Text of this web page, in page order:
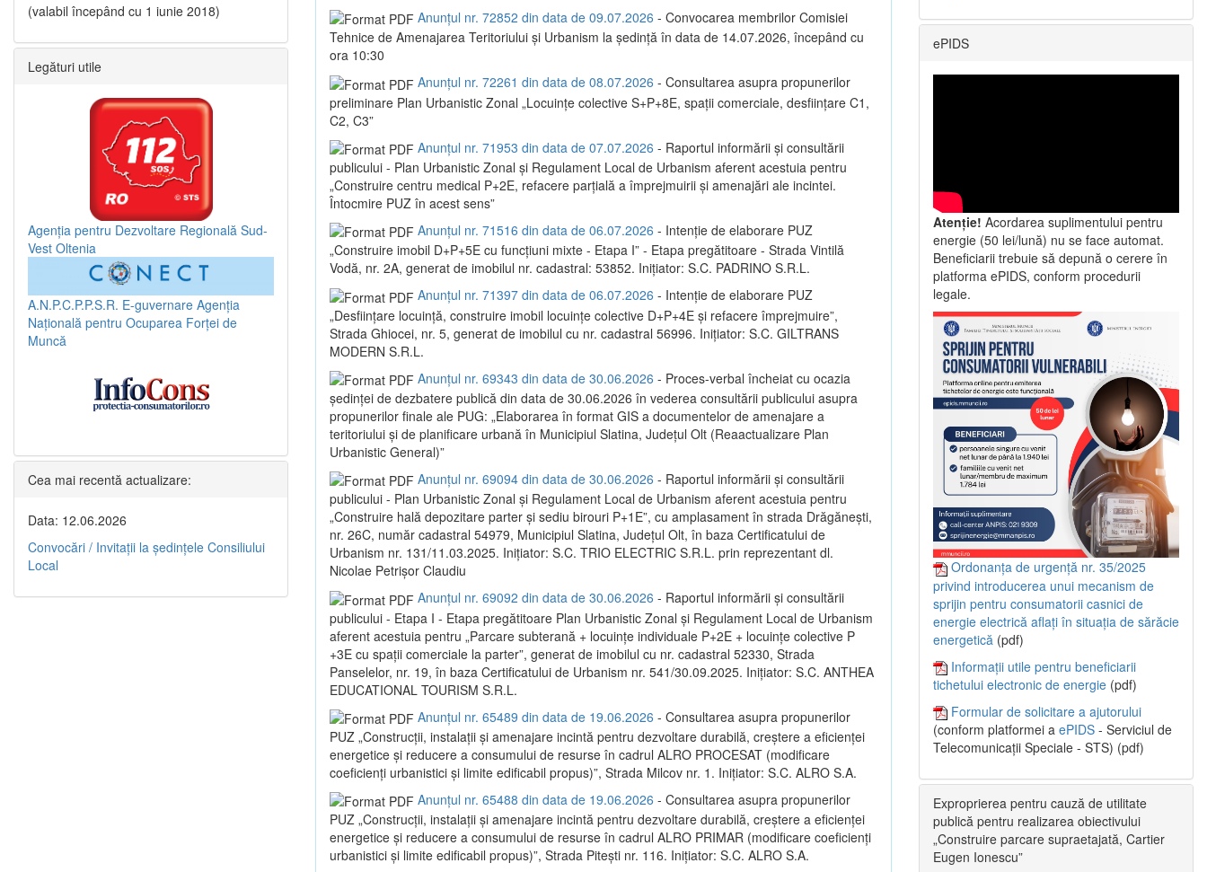
Anunțul nr. 72852 din data de 09.07.2026 - Convocarea membrilor Comisiei
Tehnice de Amenajarea Teritoriului și Urbanism la ședință în data de 14.07.2026, începând cu
ora 10:30
Anunțul nr. 72261 din data de 08.07.2026 - Consultarea asupra propunerilor
preliminare Plan Urbanistic Zonal „Locuințe colective S+P+8E, spații comerciale, desființare C1,
C2, C3”
Anunțul nr. 71953 din data de 07.07.2026 - Raportul informării și consultării
publicului - Plan Urbanistic Zonal și Regulament Local de Urbanism aferent acestuia pentru
„Construire centru medical P+2E, refacere parțială a împrejmuirii și amenajări ale incintei.
Întocmire PUZ în acest sens”
Anunțul nr. 71516 din data de 06.07.2026 - Intenție de elaborare PUZ
„Construire imobil D+P+5E cu funcțiuni mixte - Etapa I” - Etapa pregătitoare - Strada Vintilă
Vodă, nr. 2A, generat de imobilul nr. cadastral: 53852. Inițiator: S.C. PADRINO S.R.L.
Anunțul nr. 71397 din data de 06.07.2026 - Intenție de elaborare PUZ
„Desființare locuință, construire imobil locuințe colective D+P+4E și refacere împrejmuire”,
Strada Ghiocei, nr. 5, generat de imobilul cu nr. cadastral 56996. Inițiator: S.C. GILTRANS
MODERN S.R.L.
Anunțul nr. 69343 din data de 30.06.2026 - Proces-verbal încheiat cu ocazia
ședinței de dezbatere publică din data de 30.06.2026 în vederea consultării publicului asupra
propunerilor finale ale PUG: „Elaborarea în format GIS a documentelor de amenajare a
teritoriului și de planificare urbană în Municipiul Slatina, Județul Olt (Reaactualizare Plan
Urbanistic General)”
Anunțul nr. 69094 din data de 30.06.2026 - Raportul informării și consultării
publicului - Plan Urbanistic Zonal și Regulament Local de Urbanism aferent acestuia pentru
„Construire hală depozitare parter și sediu birouri P+1E”, cu amplasament în strada Drăgănești,
nr. 26C, număr cadastral 54979, Municipiul Slatina, Județul Olt, în baza Certificatului de
Urbanism nr. 131/11.03.2025. Inițiator: S.C. TRIO ELECTRIC S.R.L. prin reprezentant dl.
Nicolae Petrișor Claudiu
Anunțul nr. 69092 din data de 30.06.2026 - Raportul informării și consultării
publicului - Etapa I - Etapa pregătitoare Plan Urbanistic Zonal și Regulament Local de Urbanism
aferent acestuia pentru „Parcare subterană + locuințe individuale P+2E + locuințe colective P
+3E cu spații comerciale la parter”, generat de imobilul cu nr. cadastral 52330, Strada
Panselelor, nr. 19, în baza Certificatului de Urbanism nr. 541/30.09.2025. Inițiator: S.C. ANTHEA
EDUCATIONAL TOURISM S.R.L.
Anunțul nr. 65489 din data de 19.06.2026 - Consultarea asupra propunerilor
PUZ „Construcții, instalații și amenajare incintă pentru dezvoltare durabilă, creștere a eficienței
energetice și reducere a consumului de resurse în cadrul ALRO PROCESAT (modificare
coeficienți urbanistici și limite edificabil propus)”, Strada Milcov nr. 1. Inițiator: S.C. ALRO S.A.
Anunțul nr. 65488 din data de 19.06.2026 - Consultarea asupra propunerilor
PUZ „Construcții, instalații și amenajare incintă pentru dezvoltare durabilă, creștere a eficienței
energetice și reducere a consumului de resurse în cadrul ALRO PRIMAR (modificare coeficienți
urbanistici și limite edificabil propus)”, Strada Pitești nr. 116. Inițiator: S.C. ALRO S.A.
(valabil începând cu 1 iunie 2018)
Legături utile
Agenția pentru Dezvoltare Regională Sud-
Vest Oltenia
A.N.P.C.P.P.S.R. E-guvernare Agenția
Națională pentru Ocuparea Forței de
Muncă
Cea mai recentă actualizare:
Data: 12.06.2026
Convocări / Invitaţii la şedinţele Consiliului
Local
ePIDS
Atenție! Acordarea suplimentului pentru
energie (50 lei/lună) nu se face automat.
Beneficiarii trebuie să depună o cerere în
platforma ePIDS, conform procedurii
legale.
Ordonanța de urgență nr. 35/2025
privind introducerea unui mecanism de
sprijin pentru consumatorii casnici de
energie electrică aflați în situația de sărăcie
energetică (pdf)
Informații utile pentru beneficiarii
tichetului electronic de energie (pdf)
Formular de solicitare a ajutorului
(conform platformei a ePIDS - Serviciul de
Telecomunicații Speciale - STS) (pdf)
Exproprierea pentru cauză de utilitate
publică pentru realizarea obiectivului
„Construire parcare supraetajată, Cartier
Eugen Ionescu”